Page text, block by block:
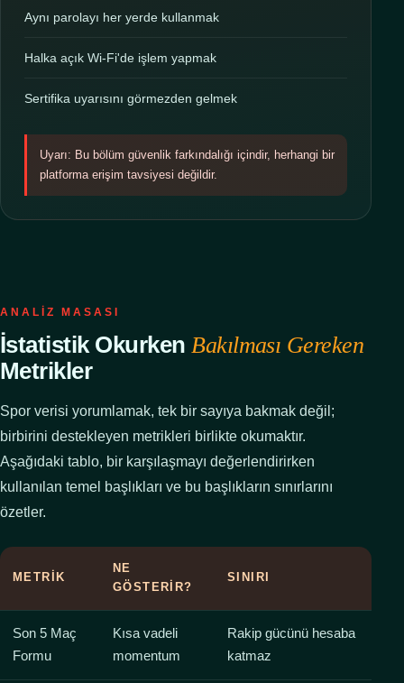
Aynı parolayı her yerde kullanmak
Halka açık Wi-Fi'de işlem yapmak
Sertifika uyarısını görmezden gelmek
Uyarı: Bu bölüm güvenlik farkındalığı içindir, herhangi bir
platforma erişim tavsiyesi değildir.
ANALIZ MASASI
İstatistik OkurkenBakılması Gereken
Metrikler
Spor verisi yorumlamak, tek bir sayıya bakmak değil;
birbirini destekleyen metrikleri birlikte okumaktır.
Aşağıdaki tablo, bir karşılaşmayı değerlendirirken
kullanılan temel başlıkları ve bu başlıkların sınırlarını
özetler.
METRIK
NE
GÖSTERIR?
SINIRI
Son 5 Maç
Formu
Kısa vadeli
momentum
Rakip gücünü hesaba
katmaz